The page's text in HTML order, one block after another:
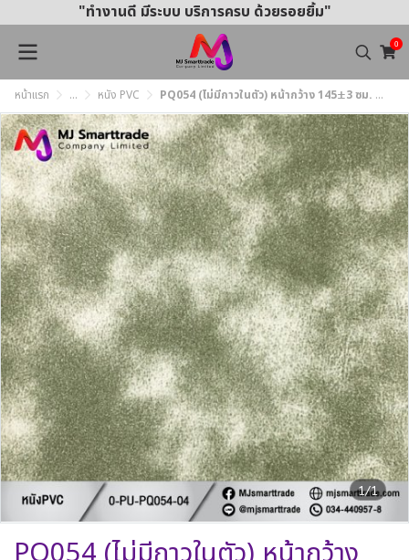
"ทำงานดี มีระบบ บริการครบ ด้วยรอยยิ้ม"
0
หน้าแรก ... หนัง PVC PQ054 (ไม่มีกาวในตัว) หน้ากว้าง 145±3 ซม. ไม่มีกลิ่น
1/1